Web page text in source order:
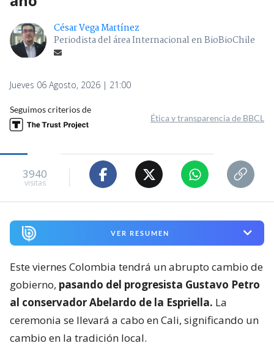
César Vega Martínez
Periodista del área Internacional en BioBioChile
Jueves 06 Agosto, 2026 | 21:00
Seguimos criterios de
Ética y transparencia de BBCL
3940
visitas
VER RESUMEN
Este viernes Colombia tendrá un abrupto cambio de
gobierno, pasando del progresista Gustavo Petro
al conservador Abelardo de la Espriella. La
ceremonia se llevará a cabo en Cali, significando un
cambio en la tradición local.